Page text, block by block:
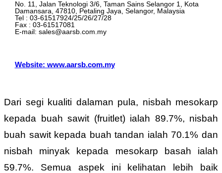
No. 11, Jalan Teknologi 3/6, Taman Sains Selangor 1, Kota
Damansara, 47810, Petaling Jaya, Selangor, Malaysia
Tel : 03-61517924/25/26/27/28
Fax : 03-61517081
E-mail: sales@aarsb.com.my
Website: www.aarsb.com.my
Dari segi kualiti dalaman pula, nisbah mesokarp
kepada buah sawit (fruitlet) ialah 89.7%, nisbah
buah sawit kepada buah tandan ialah 70.1% dan
nisbah minyak kepada mesokarp basah ialah
59.7%. Semua aspek ini kelihatan lebih baik